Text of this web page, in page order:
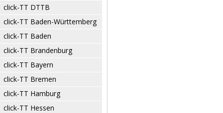
click-TT DTTB
click-TT Baden-Württemberg
click-TT Baden
click-TT Brandenburg
click-TT Bayern
click-TT Bremen
click-TT Hamburg
click-TT Hessen